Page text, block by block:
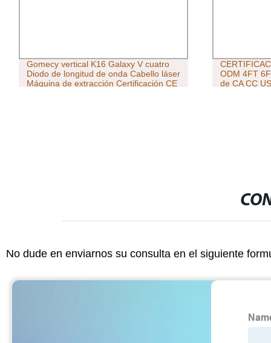
Gomecy vertical K16 Galaxy V cuatro
Diodo de longitud de onda Cabello láser
Máquina de extracción Certificación CE
ODM 4FT
de CA CC
No dude en enviarnos su consulta en el siguiente